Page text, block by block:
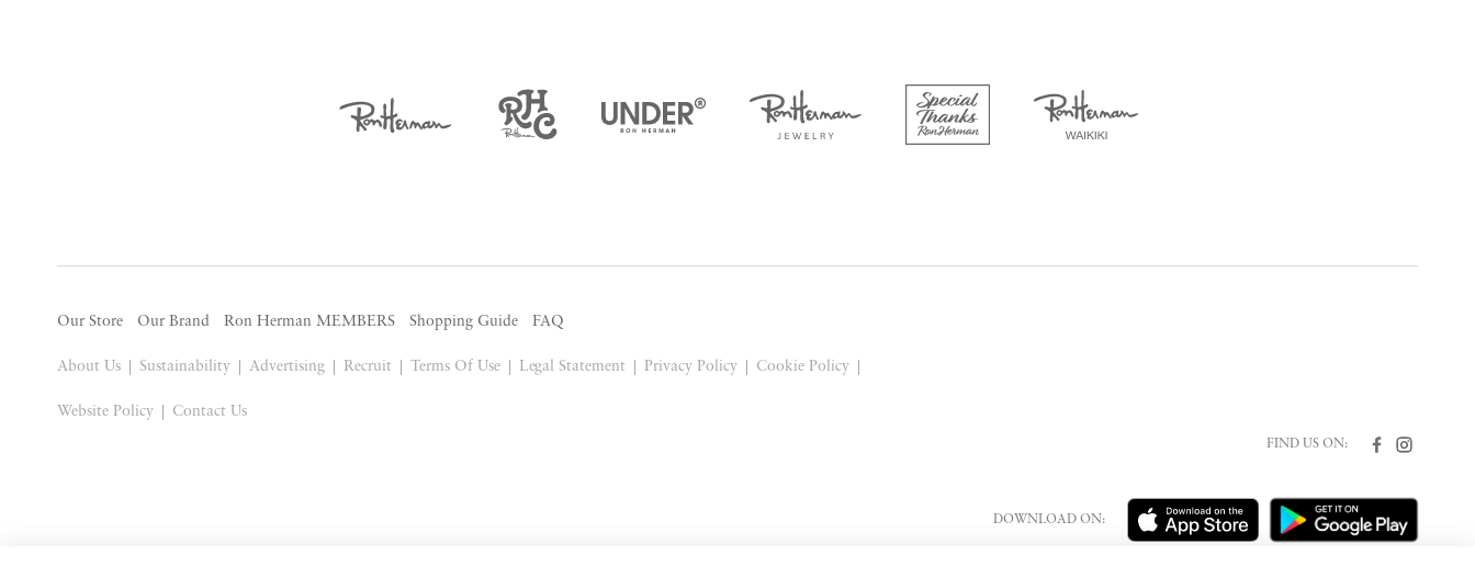
Our Store Our Brand Ron Herman MEMBERS Shopping Guide FAQ
About Us Sustainability Advertising Recruit Terms Of Use Legal Statement Privacy Policy Cookie Policy
Website Policy Contact Us
FIND US ON:
DOWNLOAD ON: